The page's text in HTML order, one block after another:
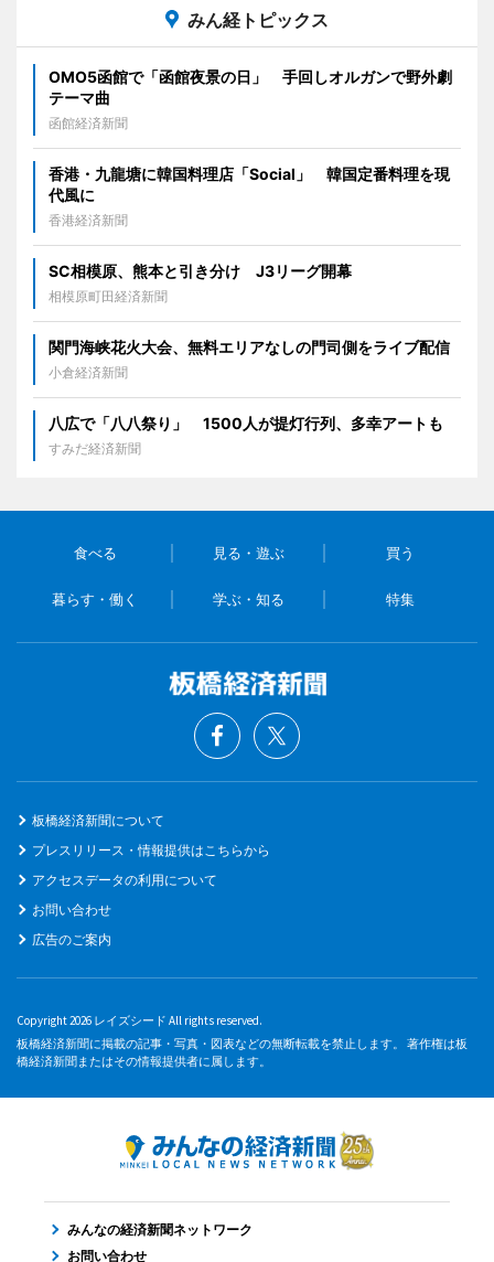
みん経トピックス
OMO5函館で「函館夜景の日」 手回しオルガンで野外劇
テーマ曲
函館経済新聞
香港・九龍塘に韓国料理店「Social」 韓国定番料理を現
代風に
香港経済新聞
SC相模原、熊本と引き分け J3リーグ開幕
相模原町田経済新聞
関門海峡花火大会、無料エリアなしの門司側をライブ配信
小倉経済新聞
八広で「八八祭り」 1500人が提灯行列、多幸アートも
すみだ経済新聞
食べる 見る・遊ぶ 買う
暮らす・働く 学ぶ・知る 特集
板橋経済新聞について
プレスリリース・情報提供はこちらから
アクセスデータの利用について
お問い合わせ
広告のご案内
Copyright 2026 レイズシード All rights reserved.
板橋経済新聞に掲載の記事・写真・図表などの無断転載を禁止します。 著作権は板
橋経済新聞またはその情報提供者に属します。
みんなの経済新聞ネットワーク
お問い合わせ